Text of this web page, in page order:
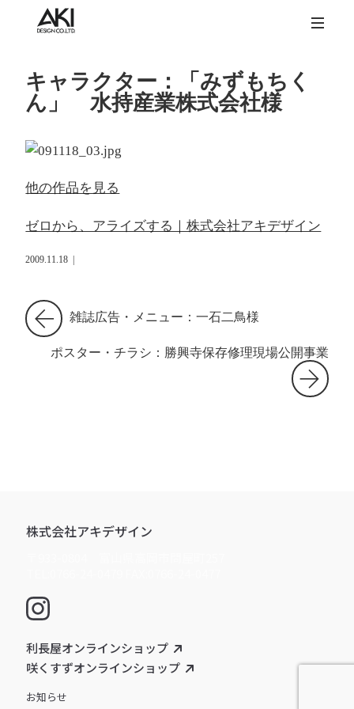
キャラクター：「みずもちく
ん」 水持産業株式会社様
他の作品を見る
ゼロから、アライズする｜株式会社アキデザイン
2009.11.18
雑誌広告・メニュー：一石二鳥様
ポスター・チラシ：勝興寺保存修理現場公開事業
株式会社アキデザイン
利長屋オンラインショップ
咲くすずオンラインショップ
お知らせ